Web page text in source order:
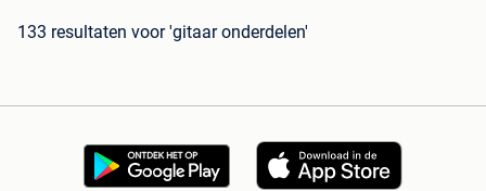
133 resultaten voor 'gitaar onderdelen'